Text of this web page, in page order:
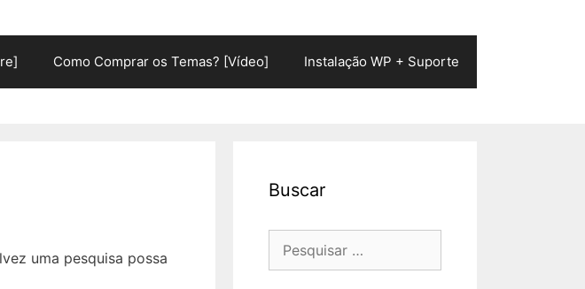
Como Comprar os Temas? [Vídeo] Instalação WP + Suporte
uma pesquisa possa
Buscar